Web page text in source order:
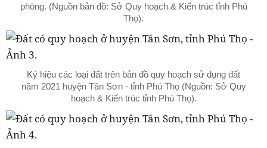
phòng. (Nguồn bản đồ: Sở Quy hoạch & Kiến trúc tỉnh Phú
Thọ).
Ký hiệu các loại đất trên bản đồ quy hoạch sử dụng đất
năm 2021 huyện Tân Sơn - tỉnh Phú Thọ (Nguồn: Sở Quy
hoạch & Kiến trúc tỉnh Phú Thọ).